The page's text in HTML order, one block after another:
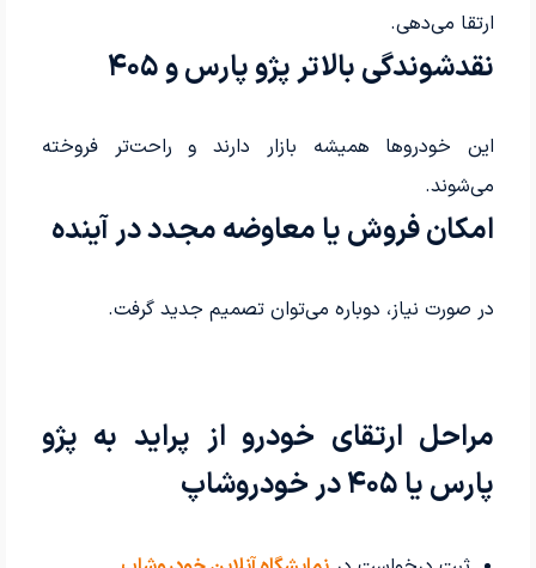
ارتقا می‌دهی.
نقدشوندگی بالاتر پژو پارس و ۴۰۵
این خودروها همیشه بازار دارند و راحت‌تر فروخته
می‌شوند.
امکان فروش یا معاوضه مجدد در آینده
در صورت نیاز، دوباره می‌توان تصمیم جدید گرفت.
مراحل ارتقای خودرو از پراید به پژو
پارس یا ۴۰۵ در خودروشاپ